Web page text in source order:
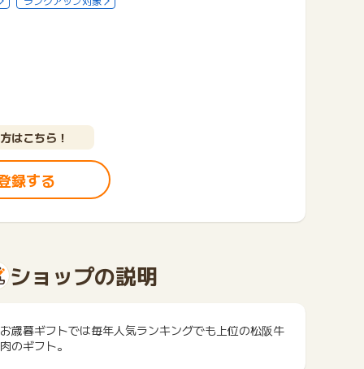
はこちら！
録する
ショップの説明
お歳暮ギフトでは毎年人気ランキングでも上位の松阪牛
肉のギフト。